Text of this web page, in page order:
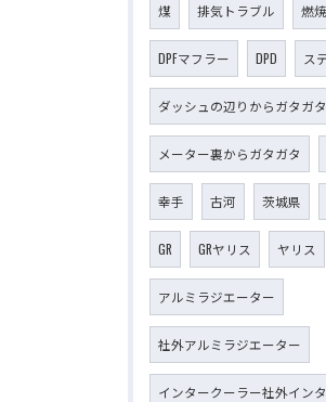
煤 排気トラブル 燃焼
DPFマフラー DPD ス
ダッシュの辺りからガタガタ
メーター裏からガタガタ
幸手 古河 茨城県
GR GRヤリス ヤリス
アルミラジエーター
社外アルミラジエーター
インタークーラー社外イン